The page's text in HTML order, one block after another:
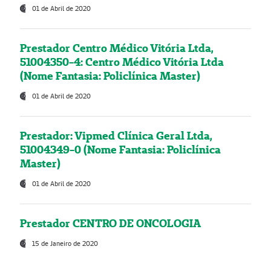
01 de Abril de 2020
Prestador Centro Médico Vitória Ltda,
51004350-4: Centro Médico Vitória Ltda
(Nome Fantasia: Policlínica Master)
01 de Abril de 2020
Prestador: Vipmed Clínica Geral Ltda,
51004349-0 (Nome Fantasia: Policlínica
Master)
01 de Abril de 2020
Prestador CENTRO DE ONCOLOGIA
15 de Janeiro de 2020